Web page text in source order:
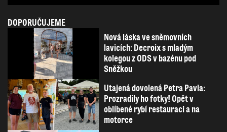
DOPORUČUJEME
Nová láska ve sněmovních
lavicích: Decroix s mladým
kolegou z ODS v bazénu pod
Sněžkou
Utajená dovolená Petra Pavla:
Prozradily ho fotky! Opět v
oblíbené rybí restauraci a na
motorce